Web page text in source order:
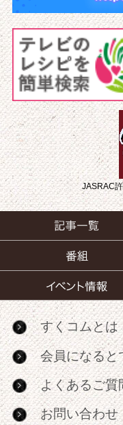
JASRAC
すくコムとは
会員になると
よくあるご質
お問い合わせ